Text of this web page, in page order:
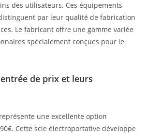
des utilisateurs. Ces équipements
par leur qualité de fabrication
Le fabricant offre une gamme variée
spécialement conçues pour le
de prix et leurs
une excellente option
Cette scie électroportative développe